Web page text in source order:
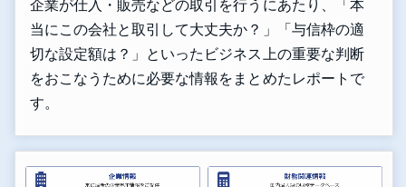
企業が仕入・販売などの取引を行うにあたり、「本
当にこの会社と取引して大丈夫か？」「与信枠の適
切な設定額は？」といったビジネス上の重要な判断
をおこなうために必要な情報をまとめたレポートで
す。